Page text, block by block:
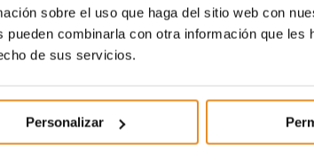
sobre el uso que haga del sitio web con
combinarla con otra información que les
de sus servicios.
Personalizar